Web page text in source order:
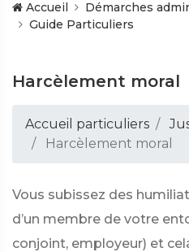
Accueil
Démarches
Guide Particuliers
Harcèlement moral
Accueil particuliers
Harcèlement moral
Vous subissez des
d’un membre de votre
conjoint, employeur) et